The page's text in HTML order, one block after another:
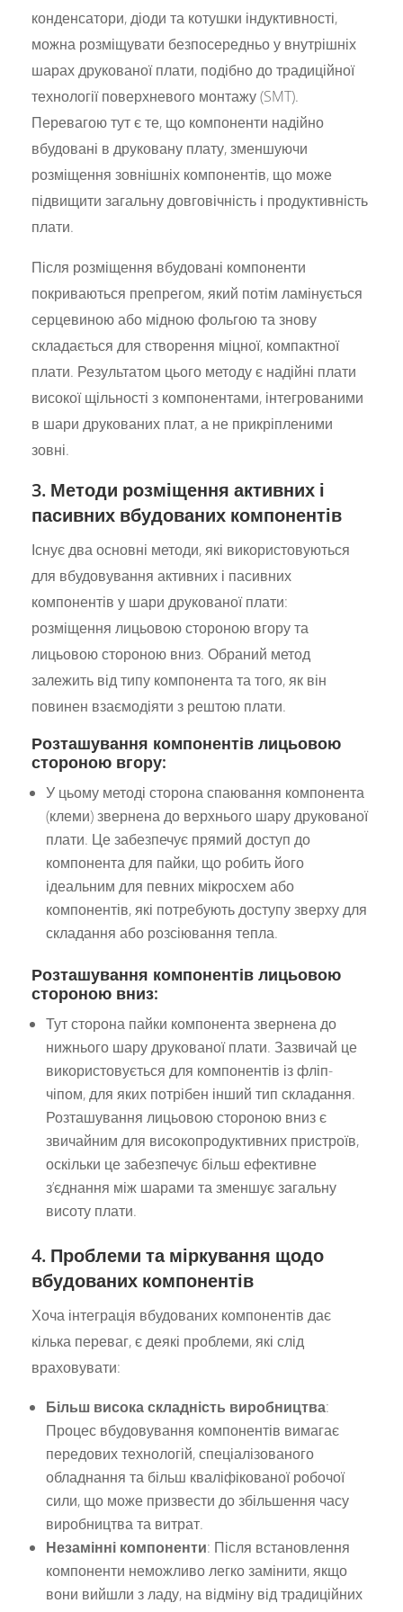
конденсатори, діоди та котушки індуктивності,
можна розміщувати безпосередньо у внутрішніх
шарах друкованої плати, подібно до традиційної
технології поверхневого монтажу (SMT).
Перевагою тут є те, що компоненти надійно
вбудовані в друковану плату, зменшуючи
розміщення зовнішніх компонентів, що може
підвищити загальну довговічність і продуктивність
плати.
Після розміщення вбудовані компоненти
покриваються препрегом, який потім ламінується
серцевиною або мідною фольгою та знову
складається для створення міцної, компактної
плати. Результатом цього методу є надійні плати
високої щільності з компонентами, інтегрованими
в шари друкованих плат, а не прикріпленими
зовні.
3. Методи розміщення активних і
пасивних вбудованих компонентів
Існує два основні методи, які використовуються
для вбудовування активних і пасивних
компонентів у шари друкованої плати:
розміщення лицьовою стороною вгору та
лицьовою стороною вниз. Обраний метод
залежить від типу компонента та того, як він
повинен взаємодіяти з рештою плати.
Розташування компонентів лицьовою
стороною вгору:
У цьому методі сторона спаювання компонента
(клеми) звернена до верхнього шару друкованої
плати. Це забезпечує прямий доступ до
компонента для пайки, що робить його
ідеальним для певних мікросхем або
компонентів, які потребують доступу зверху для
складання або розсіювання тепла.
Розташування компонентів лицьовою
стороною вниз:
Тут сторона пайки компонента звернена до
нижнього шару друкованої плати. Зазвичай це
використовується для компонентів із фліп-
чіпом, для яких потрібен інший тип складання.
Розташування лицьовою стороною вниз є
звичайним для високопродуктивних пристроїв,
оскільки це забезпечує більш ефективне
з’єднання між шарами та зменшує загальну
висоту плати.
4. Проблеми та міркування щодо
вбудованих компонентів
Хоча інтеграція вбудованих компонентів дає
кілька переваг, є деякі проблеми, які слід
враховувати:
Більш висока складність виробництва:
Процес вбудовування компонентів вимагає
передових технологій, спеціалізованого
обладнання та більш кваліфікованої робочої
сили, що може призвести до збільшення часу
виробництва та витрат.
Незамінні компоненти: Після встановлення
компоненти неможливо легко замінити, якщо
вони вийшли з ладу, на відміну від традиційних